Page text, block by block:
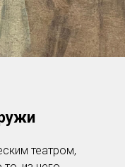
театром,